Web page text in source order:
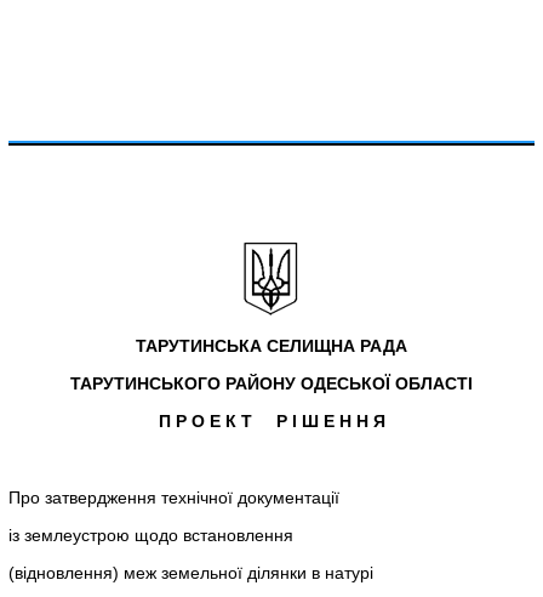
ТАРУТИНСЬКА СЕЛИЩНА РАДА
ТАРУТИНСЬКОГО РАЙОНУ ОДЕСЬКОЇ ОБЛАСТІ
П Р О Е К Т Р І Ш Е Н Н Я
Про затвердження технічної документації
із землеустрою щодо встановлення
(відновлення) меж земельної ділянки в натурі